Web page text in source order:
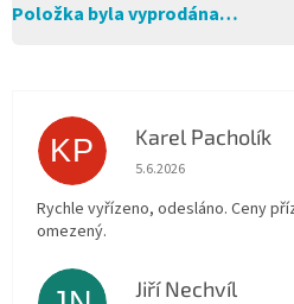
Položka byla vyprodána…
KP Karel Pacholík
Hodnocení obchodu je
5.6.2026
Rychle vyřízeno, odesláno. Ceny
omezený.
Jiří Nechvíl